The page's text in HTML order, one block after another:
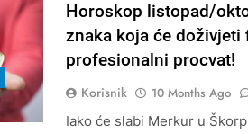
Horoskop listopad/
znaka koja će doživjeti
profesionalni procvat!
Korisnik 10 Months Ago
Iako će slabi Merkur u